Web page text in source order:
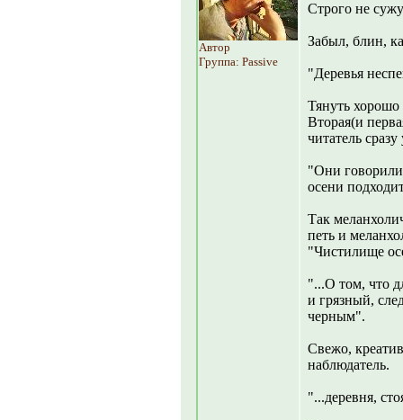
Автор
Группа: Passive
Строго не
Забыл, блин,
"Деревья
Тянуть хорошо
Вторая(и
читатель
"Они
осени
Так
петь и
"Чистилище
"...О том, что
и грязный,
черным".
Свежо,
наблюдатель.
"...деревня,